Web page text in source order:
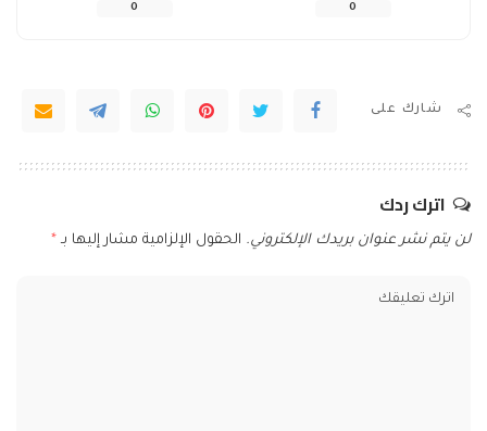
0
0
شارك على
اترك ردك
لن يتم نشر عنوان بريدك الإلكتروني. الحقول الإلزامية مشار إليها بـ *